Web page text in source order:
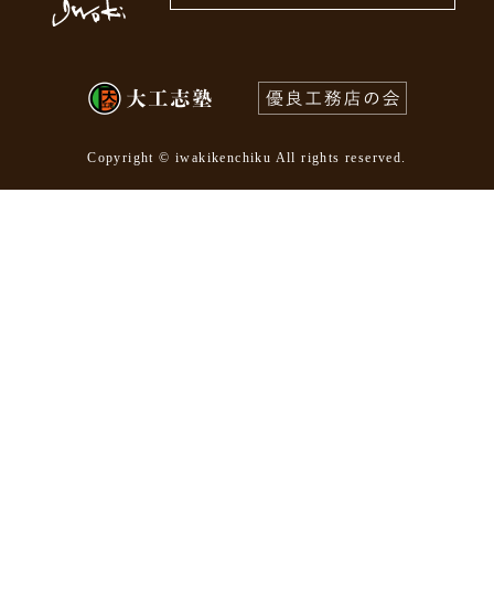
Copyright © iwakikenchiku All rights reserved.